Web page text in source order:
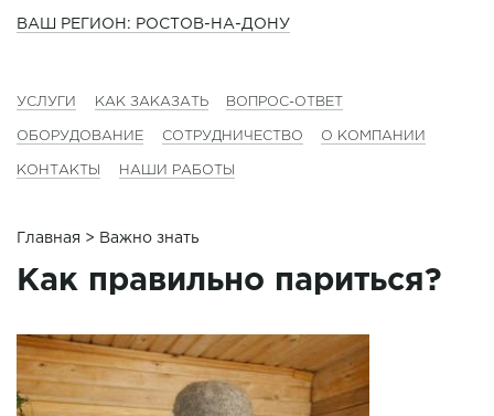
ВАШ РЕГИОН: РОСТОВ-НА-ДОНУ
УСЛУГИ КАК ЗАКАЗАТЬ ВОПРОС-ОТВЕТ
ОБОРУДОВАНИЕ СОТРУДНИЧЕСТВО О КОМПАНИИ
КОНТАКТЫ НАШИ РАБОТЫ
Главная > Важно знать
Как правильно париться?